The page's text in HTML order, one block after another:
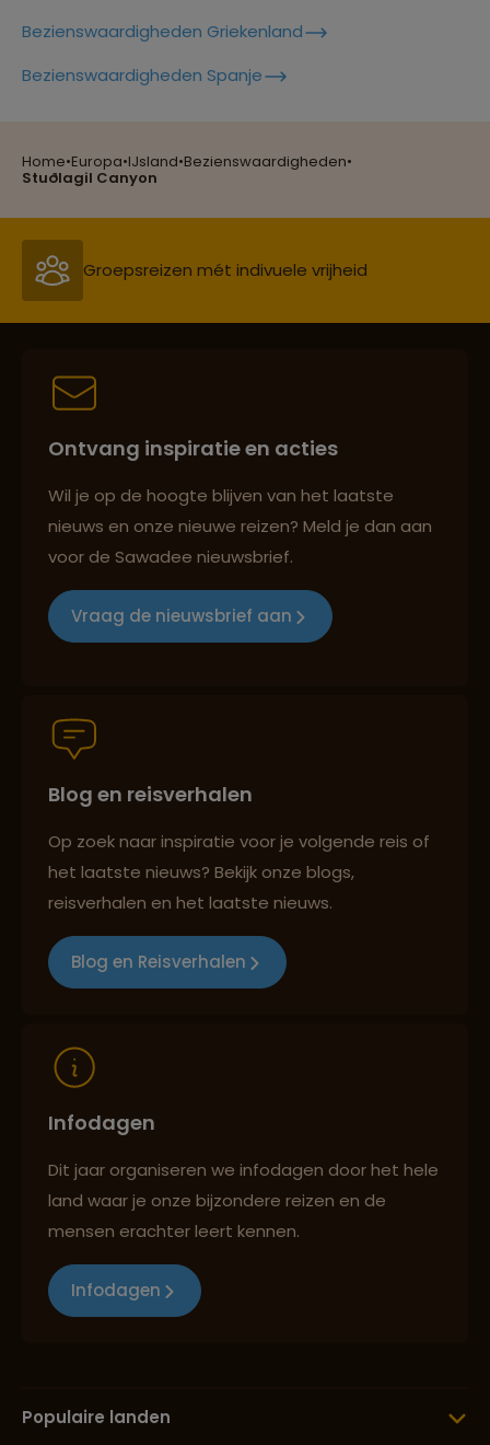
Home•Europa•IJsland•Bezienswaardigheden•
Stuðlagil CanyonLees meer over Húsavík
Lees meer over Jökulsárlón
Lees meer over Kirkjufell
Lees meer over Landmannalaugar
Lees meer over Laugavegur Trail
Lees meer over Reykjadalur
Lees meer over Reykjavik
Lees meer over Secret Lagoon
Lees meer over Skaftafell
Lees meer over Skogafoss
Lees meer over Sky Lagoon
Bezienswaardigheden Griekenland
Bezienswaardigheden Spanje
Reizen met oog voor mens, cultuur en milieu
Groepsreizen mét indivuele vrijheid
Persoonlijk en deskundig reisadvies
Best beoordeelde reisroutes
Reizen met oog voor mens, cultuur en milieu
Groepsreizen mét indivuele vrijheid
Best beoordeelde reisroutes
Reizen met oog voor mens, cultuur en milieu
Ontvang inspiratie en acties
Wil je op de hoogte blijven van het laatste
nieuws en onze nieuwe reizen? Meld je dan aan
voor de Sawadee nieuwsbrief.
Vraag de nieuwsbrief aan
Blog en reisverhalen
Op zoek naar inspiratie voor je volgende reis of
het laatste nieuws? Bekijk onze blogs,
reisverhalen en het laatste nieuws.
Blog en Reisverhalen
Infodagen
Dit jaar organiseren we infodagen door het hele
land waar je onze bijzondere reizen en de
mensen erachter leert kennen.
Infodagen
Populaire landen